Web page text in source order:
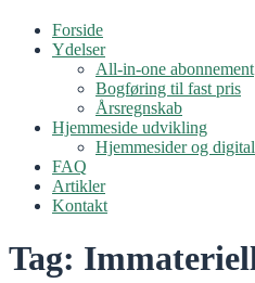
Forside
Ydelser
All-in-one abonnement
Bogføring til fast pris
Årsregnskab
Hjemmeside udvikling
Hjemmesider og
FAQ
Artikler
Kontakt
Tag: